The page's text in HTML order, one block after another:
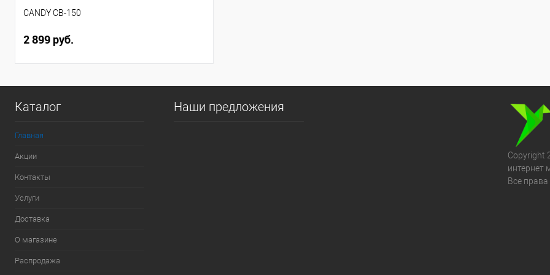
CANDY CB-150
2 899 руб.
Каталог
Главная
Акции
Контакты
Услуги
Доставка
О магазине
Распродажа
Наши предложения
Copyright
интернет
Все